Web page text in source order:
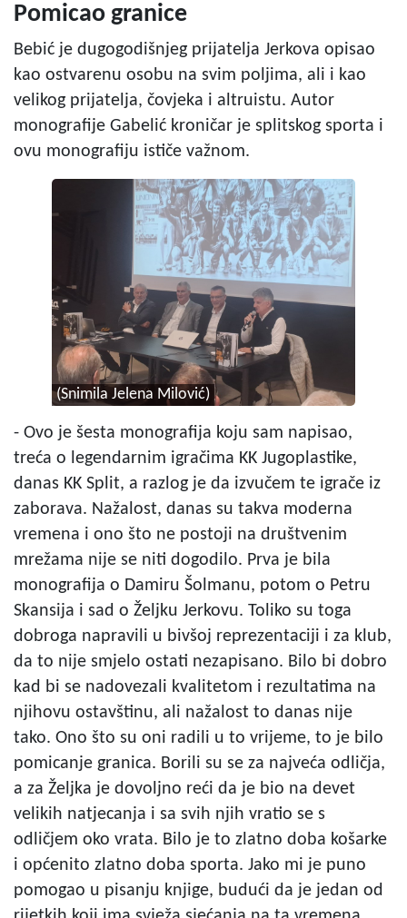
Pomicao granice
Bebić je dugogodišnjeg prijatelja Jerkova opisao
kao ostvarenu osobu na svim poljima, ali i kao
velikog prijatelja, čovjeka i altruistu. Autor
monografije Gabelić kroničar je splitskog sporta i
ovu monografiju ističe važnom.
(Snimila Jelena Milović)
- Ovo je šesta monografija koju sam napisao,
treća o legendarnim igračima KK Jugoplastike,
danas KK Split, a razlog je da izvučem te igrače iz
zaborava. Nažalost, danas su takva moderna
vremena i ono što ne postoji na društvenim
mrežama nije se niti dogodilo. Prva je bila
monografija o Damiru Šolmanu, potom o Petru
Skansija i sad o Željku Jerkovu. Toliko su toga
dobroga napravili u bivšoj reprezentaciji i za klub,
da to nije smjelo ostati nezapisano. Bilo bi dobro
kad bi se nadovezali kvalitetom i rezultatima na
njihovu ostavštinu, ali nažalost to danas nije
tako. Ono što su oni radili u to vrijeme, to je bilo
pomicanje granica. Borili su se za najveća odličja,
a za Željka je dovoljno reći da je bio na devet
velikih natjecanja i sa svih njih vratio se s
odličjem oko vrata. Bilo je to zlatno doba košarke
i općenito zlatno doba sporta. Jako mi je puno
pomogao u pisanju knjige, budući da je jedan od